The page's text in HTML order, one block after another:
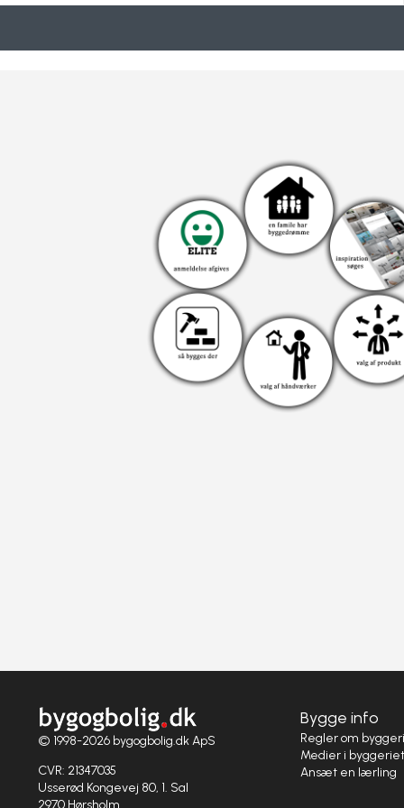
© 1998-2026 bygogbolig.dk ApS
CVR: 21347035
Usserød Kongevej 80, 1. Sal
Bygge info
Regler om byggeri
Medier i byggeriet
Ansæt en lærling